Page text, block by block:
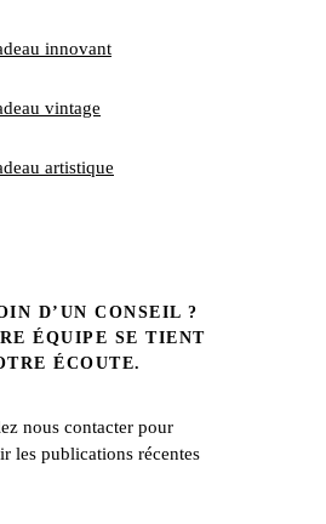
innovant
vintage
artistique
D’UN CONSEIL ?
ÉQUIPE SE TIENT
ÉCOUTE.
nous contacter pour
les publications récentes